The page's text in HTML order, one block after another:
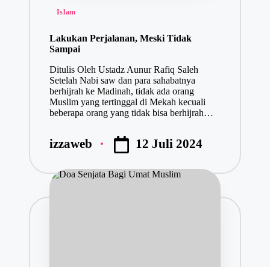
Posted
Islam
Lakukan Perjalanan, Meski Tidak
Sampai
Ditulis Oleh Ustadz Aunur Rafiq Saleh
Setelah Nabi saw dan para sahabatnya
berhijrah ke Madinah, tidak ada orang
Muslim yang tertinggal di Mekah kecuali
beberapa orang yang tidak bisa berhijrah…
Posted
izzaweb 12 Juli 2024